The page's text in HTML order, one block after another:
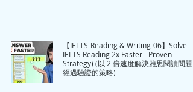
【IELTS-Reading & Writing-06】Solve
IELTS Reading 2x Faster - Proven
Strategy) (以 2 倍速度解決雅思閱讀問題 -
經過驗證的策略)